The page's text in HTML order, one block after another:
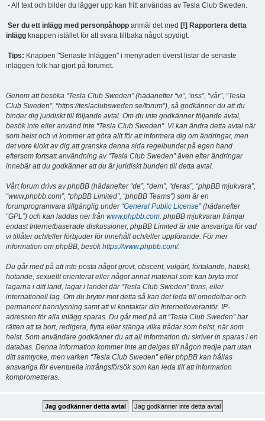
- All text och bilder du lägger upp kan fritt användas av Tesla Club Sweden.
Ser du ett inlägg med personpåhopp anmäl det med [!] Rapportera detta
inlägg knappen istället för att svara tillbaka något spydigt.
Tips: Knappen "Senaste Inläggen" i menyraden överst listar de senaste
inläggen folk har gjort på forumet.
Genom att besöka “Tesla Club Sweden” (hädanefter “vi”, “oss”, “vår”, “Tesla
Club Sweden”, “https://teslaclubsweden.se/forum”), så godkänner du att du
binder dig juridiskt till följande avtal. Om du inte godkänner följande avtal,
besök inte eller använd inte “Tesla Club Sweden”. Vi kan ändra detta avtal när
som helst och vi kommer att göra allt för att informera dig om ändringar, men
det vore klokt av dig att granska denna sida regelbundet på egen hand
eftersom fortsatt användning av “Tesla Club Sweden” även efter ändringar
innebär att du godkänner att du är juridiskt bunden till detta avtal.
Vårt forum drivs av phpBB (hädanefter “de”, “dem”, “deras”, “phpBB mjukvara”,
“www.phpbb.com”, “phpBB Limited”, “phpBB Teams”) som är en
forumprogramvara tillgänglig under “General Public License” (hädanefter
“GPL”) och kan laddas ner från www.phpbb.com. phpBB mjukvaran främjar
endast Internetbaserade diskussioner, phpBB Limited är inte ansvariga för vad
vi tillåter och/eller förbjuder för innehåll och/eller uppförande. För mer
information om phpBB, besökhttps://www.phpbb.com/.
Du går med på att inte posta något grovt, obscent, vulgärt, förtalande, hatiskt,
hotande, sexuellt orienterat eller något annat material som kan bryta mot
lagarna i ditt land, lagar i landet där “Tesla Club Sweden” finns, eller
internationell lag. Om du bryter mot detta så kan det leda till omedelbar och
permanent bannlysning samt att vi kontaktar din Internetleverantör. IP-
adressen för alla inlägg sparas. Du går med på att “Tesla Club Sweden” har
rätten att ta bort, redigera, flytta eller stänga vilka trådar som helst, när som
helst. Som användare godkänner du att all information du skriver in sparas i en
databas. Denna information kommer inte att delges till någon tredje part utan
ditt samtycke, men varken “Tesla Club Sweden” eller phpBB kan hållas
ansvariga för eventuella intrångsförsök som kan leda till att information
komprometteras.